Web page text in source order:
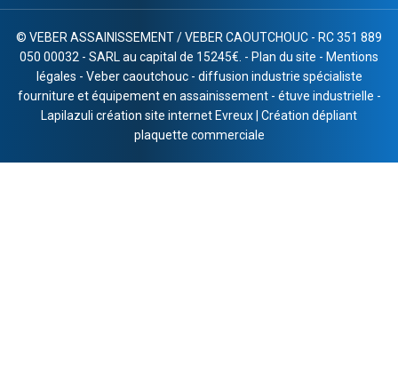
© VEBER ASSAINISSEMENT / VEBER CAOUTCHOUC - RC 351 889
050 00032 - SARL au capital de 15245€. - Plan du site - Mentions
légales - Veber caoutchouc- diffusion industrie spécialiste
fourniture et équipement en assainissement- étuve industrielle -
Lapilazuli création site internet Evreux Création dépliant
plaquette commerciale